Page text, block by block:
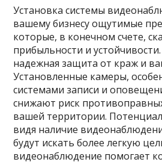
Установка системы
вашему бизнесу ощутимые
которые, в конечном счете,
прибыльности и
надежная защита от краж и
Установленные камеры,
системами записи и
снижают риск
вашей территории.
видя наличие
будут искать более легкую
видеонаблюдение помогает